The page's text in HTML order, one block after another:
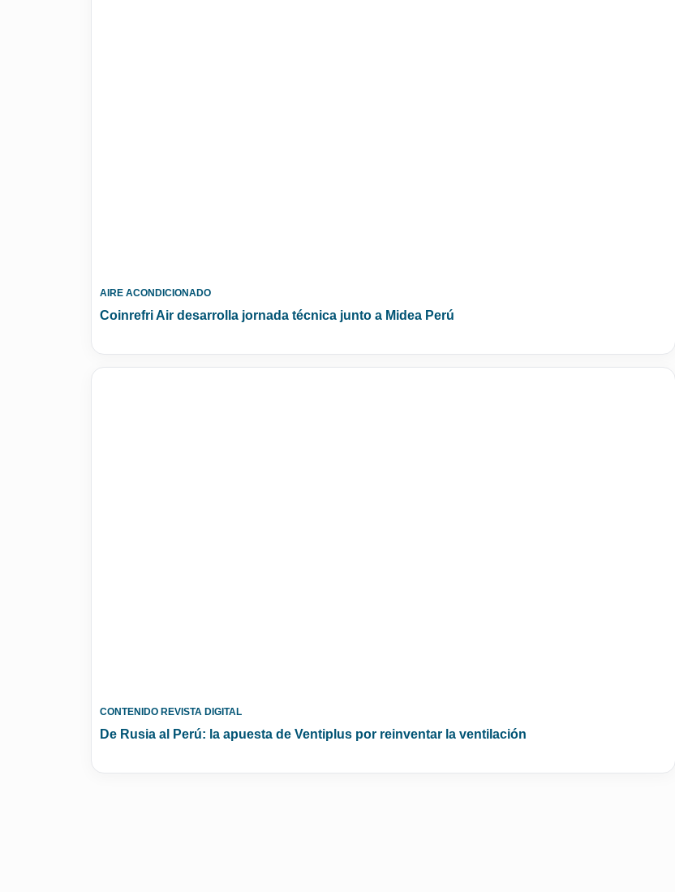
AIRE ACONDICIONADO
Coinrefri Air desarrolla jornada técnica junto a Midea Perú
CONTENIDO REVISTA DIGITAL
De Rusia al Perú: la apuesta de Ventiplus por reinventar la ventilación